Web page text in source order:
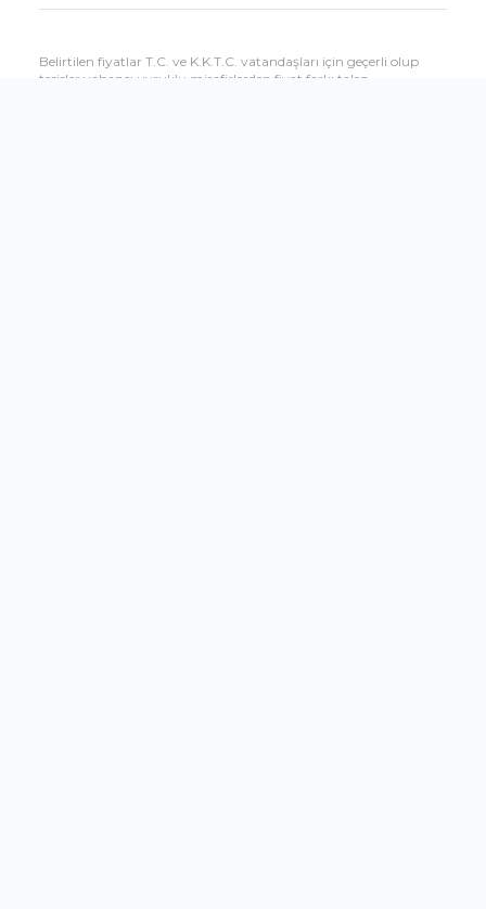
Belirtilen fiyatlar T.C. ve K.K.T.C. vatandaşları için geçerli olup
tesisler yabancı uyruklu misafirlerden fiyat farkı talep